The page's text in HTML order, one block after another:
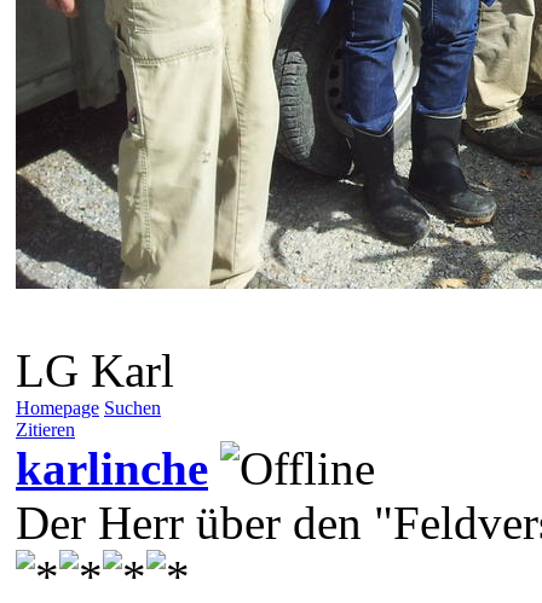
LG Karl
Homepage Suchen
Zitieren
karlinche
Der Herr über den